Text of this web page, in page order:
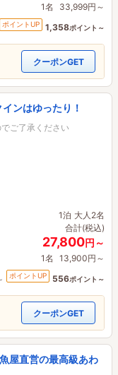
1名 33,999円～
ポイントUP 1,358ポイント～
クーポンGET
ンはゆったり！
ご了承ください
1泊 大人2名
合計(税込)
27,800円～
1名 13,900円～
ポイントUP 556ポイント～
クーポンGET
屋直営の最高級あわ